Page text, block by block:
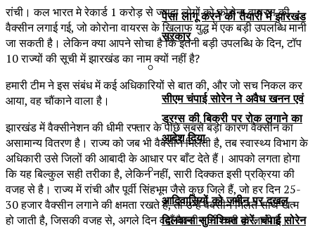
पेसा लागू करने की तैयारी में झारखंड
सरकार
सीएम चंपाई सोरेन ने अवैध खनन एवं
ड्रग्स की बिक्री पर रोक लगाने का
आदेश दिया
आदिवासियों को जमीन पर दखल
दिलवाना सुनिश्चित करें: चंपाई सोरेन
रांची। कल भारत मे रेकार्ड 1 करोड़ से ज्यादा लोगों को कोरोना वायरस की
वैक्सीन लगाई गई, जो कोरोना वायरस के खिलाफ युद्ध में एक बड़ी उपलब्धि मानी
जा सकती है। लेकिन क्या आपने सोचा है कि इतनी बड़ी उपलब्धि के दिन, टॉप
10 राज्यों की सूची में झारखंड का नाम क्यों नहीं है?
हमारी टीम ने इस संबंध में कई अधिकारियों से बात की, और जो सच निकल कर
आया, वह चौंकाने वाला है।
झारखंड में वैक्सीनेशन की धीमी रफ्तार के पीछे सबसे बड़ा कारण वैक्सीन का
असामान्य वितरण है। राज्य को जब भी वैक्सीन मिलती है, तब स्वास्थ्य विभाग के
अधिकारी उसे जिलों की आबादी के आधार पर बाँट देते हैं। आपको लगता होगा
कि यह बिल्कुल सही तरीका है, लेकिन नहीं, सारी दिक्कत इसी प्रक्रिया की
वजह से है। राज्य में रांची और पूर्वी सिंहभूम जैसे कुछ जिले हैं, जो हर दिन 25-
30 हजार वैक्सीन लगाने की क्षमता रखते हैं, तो उन्हें वैक्सीन मिलते साथ खत्म
हो जाती है, जिसकी वजह से, अगले दिन वहाँ वैक्सीन की कमी हो जाती है।